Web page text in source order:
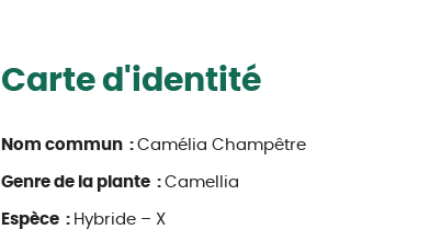
Carte d'identité
Nom commun : Camélia Champêtre
Genre de la plante : Camellia
Espèce : Hybride – X